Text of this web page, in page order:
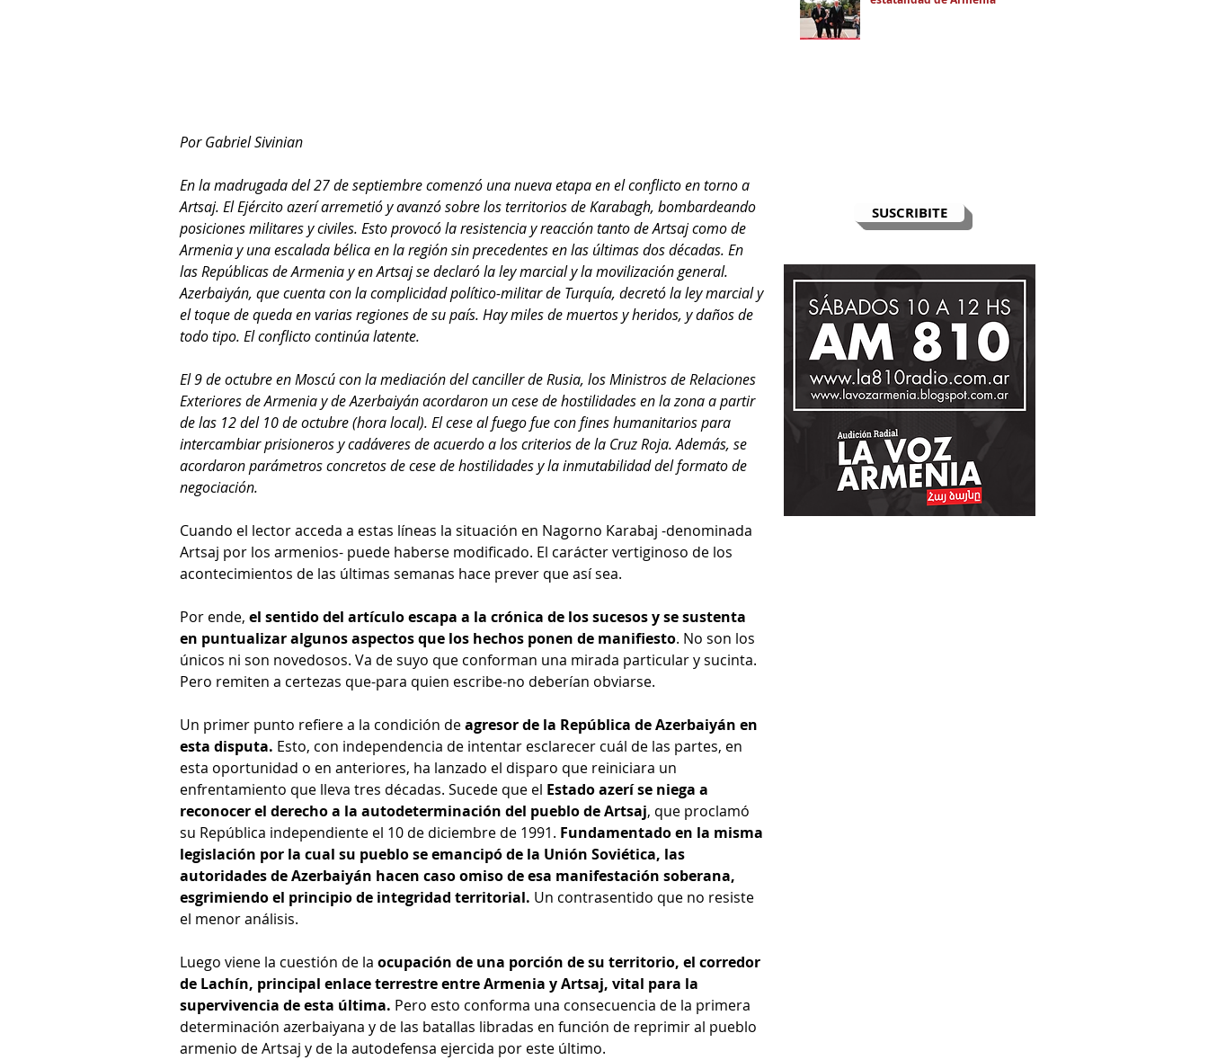
Por Gabriel Sivinian
En la madrugada del 27 de septiembre comenzó una nueva etapa en el conflicto en torno a
Artsaj. El Ejército azerí arremetió y avanzó sobre los territorios de Karabagh, bombardeando
posiciones militares y civiles. Esto provocó la resistencia y reacción tanto de Artsaj como de
Armenia y una escalada bélica en la región sin precedentes en las últimas dos décadas. En
las Repúblicas de Armenia y en Artsaj se declaró la ley marcial y la movilización general.
Azerbaiyán, que cuenta con la complicidad político-militar de Turquía, decretó la ley marcial y
el toque de queda en varias regiones de su país. Hay miles de muertos y heridos, y daños de
todo tipo. El conflicto continúa latente.
El 9 de octubre en Moscú con la mediación del canciller de Rusia, los Ministros de Relaciones
Exteriores de Armenia y de Azerbaiyán acordaron un cese de hostilidades en la zona a partir
de las 12 del 10 de octubre (hora local). El cese al fuego fue con fines humanitarios para
intercambiar prisioneros y cadáveres de acuerdo a los criterios de la Cruz Roja. Además, se
acordaron parámetros concretos de cese de hostilidades y la inmutabilidad del formato de
negociación.
Cuando el lector acceda a estas líneas la situación en Nagorno Karabaj -denominada
Artsaj por los armenios- puede haberse modificado. El carácter vertiginoso de los
acontecimientos de las últimas semanas hace prever que así sea.
Por ende, el sentido del artículo escapa a la crónica de los sucesos y se sustenta
en puntualizar algunos aspectos que los hechos ponen de manifiesto. No son los
únicos ni son novedosos. Va de suyo que conforman una mirada particular y sucinta.
Pero remiten a certezas que-para quien escribe-no deberían obviarse.
Un primer punto refiere a la condición de agresor de la República de Azerbaiyán en
esta disputa. Esto, con independencia de intentar esclarecer cuál de las partes, en
esta oportunidad o en anteriores, ha lanzado el disparo que reiniciara un
enfrentamiento que lleva tres décadas. Sucede que el Estado azerí se niega a
reconocer el derecho a la autodeterminación del pueblo de Artsaj, que proclamó
su República independiente el 10 de diciembre de 1991. Fundamentado en la misma
legislación por la cual su pueblo se emancipó de la Unión Soviética, las
autoridades de Azerbaiyán hacen caso omiso de esa manifestación soberana,
esgrimiendo el principio de integridad territorial. Un contrasentido que no resiste
el menor análisis.
Luego viene la cuestión de la ocupación de una porción de su territorio, el corredor
de Lachín, principal enlace terrestre entre Armenia y Artsaj, vital para la
supervivencia de esta última. Pero esto conforma una consecuencia de la primera
determinación azerbaiyana y de las batallas libradas en función de reprimir al pueblo
armenio de Artsaj y de la autodefensa ejercida por este último.
SUSCRIBITE